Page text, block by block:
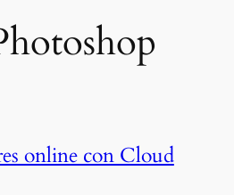
online con Cloud